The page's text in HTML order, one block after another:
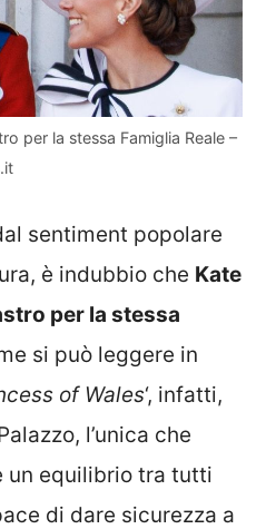
per la stessa Famiglia Reale –
sentiment popolare
è indubbio che Kate
per la stessa
si può leggere in
of Wales‘, infatti,
l’unica che
un equilibrio tra tutti
di dare sicurezza a